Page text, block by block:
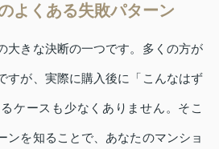
よくある失敗パターン
大きな決断の一つです。多くの方が
すが、実際に購入後に「こんなはず
ケースも少なくありません。そこ
ンを知ることで、あなたのマンショ